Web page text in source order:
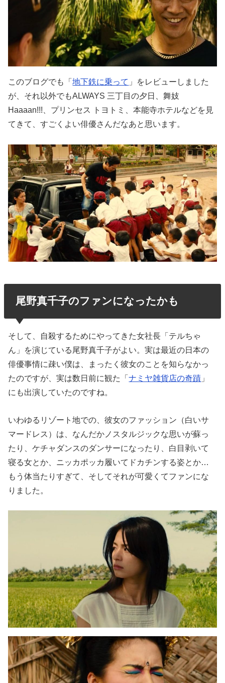
このブログでも「地下鉄に乗って 」をレビューしました
が、それ以外でもALWAYS 三丁目の夕日、舞妓
Haaaan!!!、プリンセス トヨトミ、本能寺ホテルなどを見
てきて、すごくよい俳優さんだなあと思います。
尾野真千子のファンになったかも
そして、自殺するためにやってきた女社長「テルちゃ
ん」を演じている尾野真千子がよい。実は最近の日本の
俳優事情に疎い僕は、まったく彼女のことを知らなかっ
たのですが、実は数日前に観た「ナミヤ雑貨店の奇蹟 」
にも出演していたのですね。
いわゆるリゾート地での、彼女のファッション（白いサ
マードレス）は、なんだかノスタルジックな思いが蘇っ
たり、ケチャダンスのダンサーになったり、白目剥いて
寝る女とか、ニッカポッカ履いてドカチンする姿とか…
もう体当たりすぎて、そしてそれが可愛くてファンにな
りました。